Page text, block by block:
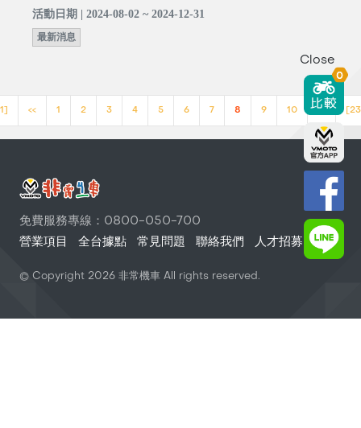
活動日期 | 2024-08-02 ~ 2024-12-31
最新消息
<< 1 2 3 4 5 6 7 8 9 10 >>
免費服務專線：0800-050-700
營業項目
全台據點 常見問題 聯絡我們 人才招募
© Copyright 2026 非常機車 All rights reserved.
Close
0